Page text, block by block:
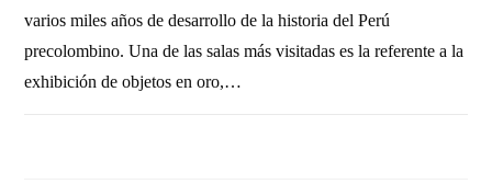
varios miles años de desarrollo de la historia del Perú
precolombino. Una de las salas más visitadas es la referente a la
exhibición de objetos en oro,…